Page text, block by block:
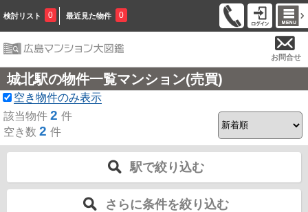
検討リスト 0 最近見た物件 0
お問合せ
城北駅の物件一覧マンション(売買)
空き物件のみ表示
該当物件 2 件
空き数 2 件
駅で絞り込む
さらに条件を絞り込む